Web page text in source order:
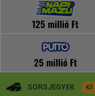
125 millió Ft
25 millió Ft
SORSJEGYEK